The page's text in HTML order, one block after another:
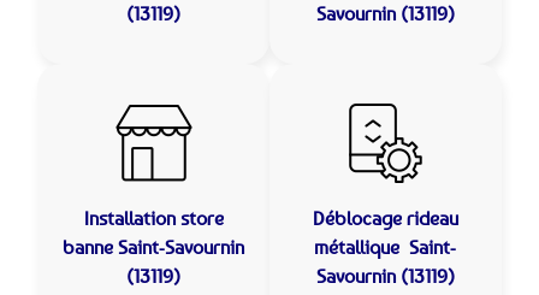
(13119)
Savournin (13119)
Installation store
banneSaint-Savournin
(13119)
Déblocage rideau
métalliqueSaint-
Savournin (13119)